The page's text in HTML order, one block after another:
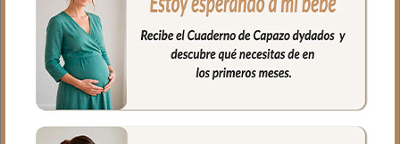
El tejido exterior en tejido piqué liso; un
piqué de algodón.
Para el tejido del interior puedes elegir en
piqué de algodón o en pelo corto liso.
El relleno del saquito es micro fibra hueca
para mayor confort del bebé y muy